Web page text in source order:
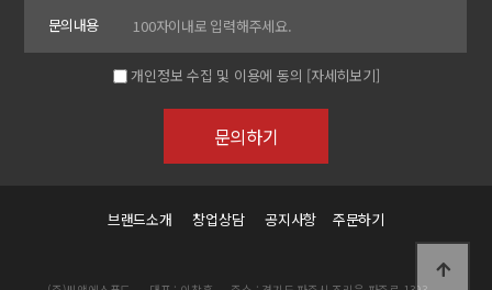
문의내용
개인정보 수집 및 이용에 동의 [자세히보기]
브랜드소개 창업상담 공지사항 주문하기